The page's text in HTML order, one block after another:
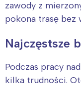
zawody z
pokona trasę bez
Najczęstsze
Podczas pracy
kilka trudności.